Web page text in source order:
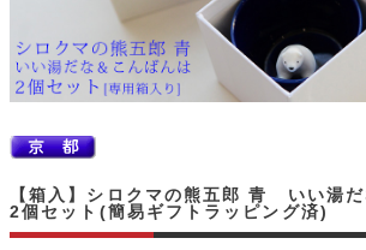
【箱入】シロクマの熊五郎 青 いい湯
2個セット(簡易ギフトラッピング済)